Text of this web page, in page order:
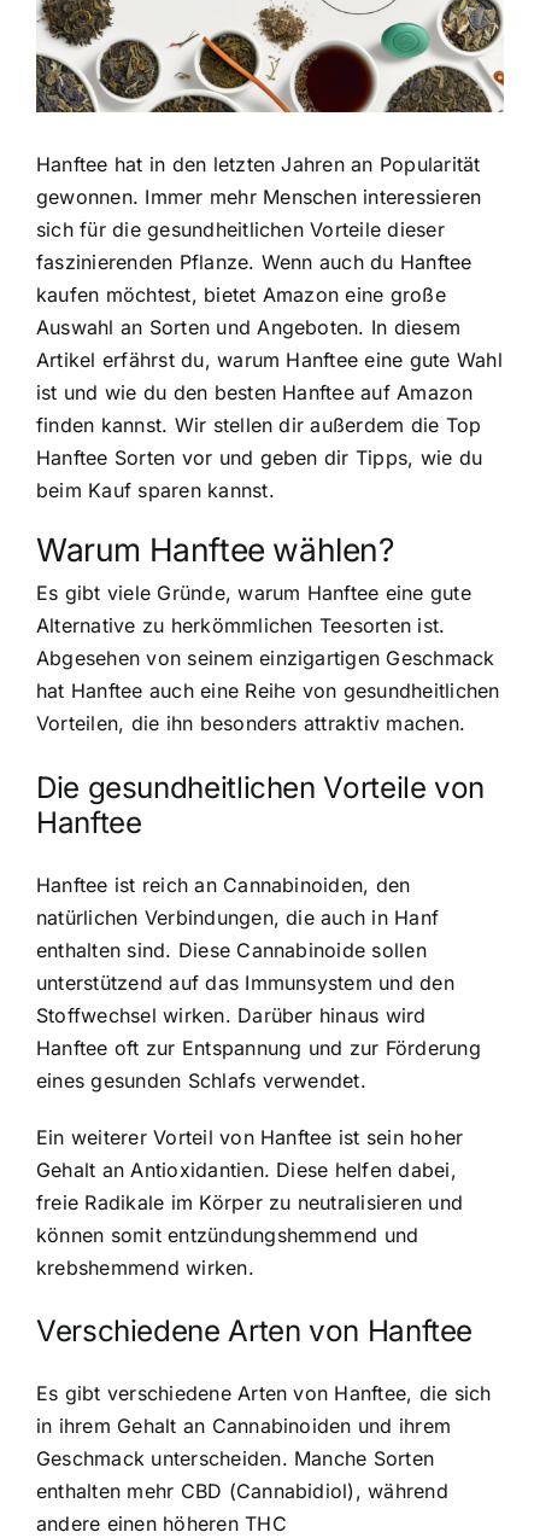
Hanftee hat in den letzten Jahren an Popularität
gewonnen. Immer mehr Menschen interessieren
sich für diegesundheitlichen Vorteile dieser
faszinierenden Pflanze. Wenn auch du Hanftee
kaufen möchtest, bietet Amazon eine große
Auswahl an Sorten und Angeboten. In diesem
Artikel erfährst du, warum Hanftee eine gute Wahl
ist und wie du den besten Hanftee auf Amazon
finden kannst. Wir stellen dir außerdem die Top
Hanftee Sorten vor und geben dir Tipps, wie du
beim Kauf sparen kannst.
Warum Hanftee wählen?
Es gibt viele Gründe, warum Hanftee eine gute
Alternative zu herkömmlichen Teesorten ist.
Abgesehen von seinem einzigartigen Geschmack
hat Hanftee auch eine Reihe von gesundheitlichen
Vorteilen, die ihn besonders attraktiv machen.
Die gesundheitlichen Vorteile von
Hanftee
Hanftee ist reich an Cannabinoiden, den
natürlichen Verbindungen, die auch in Hanf
enthalten sind. Diese Cannabinoide sollen
unterstützend auf das Immunsystem und den
Stoffwechsel wirken. Darüber hinaus wird
Hanftee oft zur Entspannung und zur Förderung
eines gesunden Schlafs verwendet.
Ein weiterer Vorteil von Hanftee ist sein hoher
Gehalt an Antioxidantien. Diese helfen dabei,
freie Radikale im Körper zu neutralisieren und
können somit entzündungshemmend und
krebshemmend wirken.
Verschiedene Arten von Hanftee
Es gibt verschiedene Arten von Hanftee, die sich
in ihrem Gehalt an Cannabinoiden und ihrem
Geschmack unterscheiden. Manche Sorten
enthalten mehr CBD (Cannabidiol), während
andere einen höheren THC